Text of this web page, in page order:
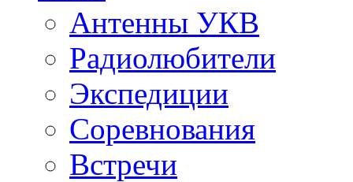
Антенны УКВ
Радиолюбители
Экспедиции
Соревнования
Встречи